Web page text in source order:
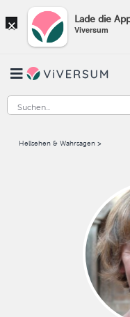
× Lade die
Viversum
Hellsehen & Wahrsagen